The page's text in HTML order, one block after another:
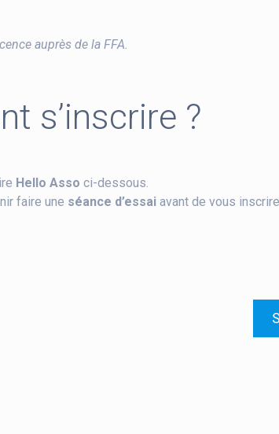
auprès de la FFA.
s’inscrire ?
Hello Asso ci-dessous.
faire une séance d’essai avant de vous